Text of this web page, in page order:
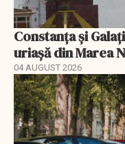
Constanța și
uriașă din Marea
04 AUGUST 2026